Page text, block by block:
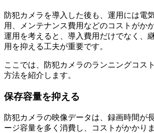
防犯カメラを導入した後も、運用には電
用、メンテナンス費用などのコストがか
運用を考えると、導入費用だけでなく、
用を抑える工夫が重要です。
ここでは、防犯カメラのランニングコス
方法を紹介します。
保存容量を抑える
防犯カメラの映像データは、録画時間が
ージ容量を多く消費し、コストがかかり